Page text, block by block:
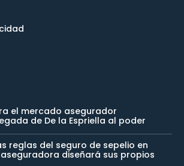
el mercado asegurador
de De la Espriella al poder
reglas del seguro de sepelio en
diseñará sus propios